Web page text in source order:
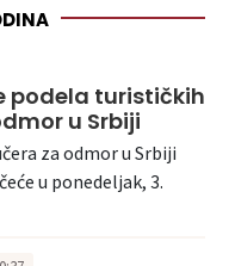
podela turističkih
u Srbiji
za odmor u Srbiji
u ponedeljak, 3.